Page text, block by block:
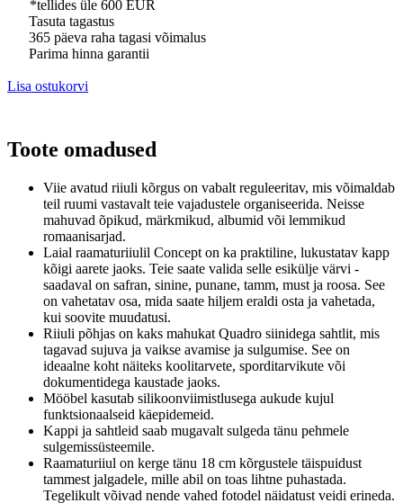
*tellides üle 600 EUR
Tasuta tagastus
365 päeva raha tagasi võimalus
Parima hinna garantii
Lisa ostukorvi
Toote omadused
Viie avatud riiuli kõrgus on vabalt reguleeritav, mis võimaldab
teil ruumi vastavalt teie vajadustele organiseerida. Neisse
mahuvad õpikud, märkmikud, albumid või lemmikud
romaanisarjad.
Laial raamaturiiulil Concept on ka praktiline, lukustatav kapp
kõigi aarete jaoks. Teie saate valida selle esikülje värvi -
saadaval on safran, sinine, punane, tamm, must ja roosa. See
on vahetatav osa, mida saate hiljem eraldi osta ja vahetada,
kui soovite muudatusi.
Riiuli põhjas on kaks mahukat Quadro siinidega sahtlit, mis
tagavad sujuva ja vaikse avamise ja sulgumise. See on
ideaalne koht näiteks koolitarvete, sporditarvikute või
dokumentidega kaustade jaoks.
Mööbel kasutab silikoonviimistlusega aukude kujul
funktsionaalseid käepidemeid.
Kappi ja sahtleid saab mugavalt sulgeda tänu pehmele
sulgemissüsteemile.
Raamaturiiul on kerge tänu 18 cm kõrgustele täispuidust
tammest jalgadele, mille abil on toas lihtne puhastada.
Tegelikult võivad nende vahed fotodel näidatust veidi erineda.